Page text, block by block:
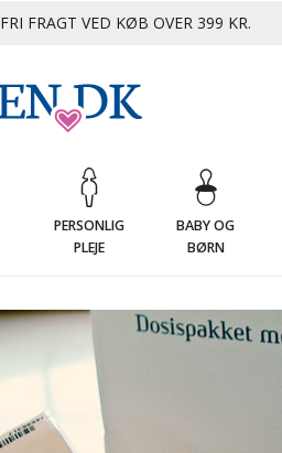
FRI FRAGT VED KØB OVER 399 KR.
PERSONLIG
PLEJE
BABY OG
BØRN